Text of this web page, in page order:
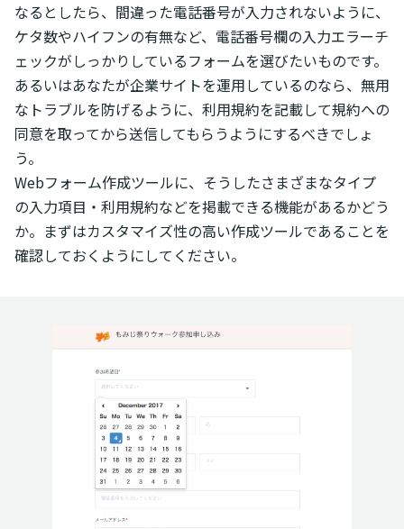
なるとしたら、間違った電話番号が入力されないように、
ケタ数やハイフンの有無など、電話番号欄の入力エラーチ
ェックがしっかりしているフォームを選びたいものです。
あるいはあなたが企業サイトを運用しているのなら、無用
なトラブルを防げるように、利用規約を記載して規約への
同意を取ってから送信してもらうようにするべきでしょ
う。
Webフォーム作成ツールに、そうしたさまざまなタイプ
の入力項目・利用規約などを掲載できる機能があるかどう
か。まずはカスタマイズ性の高い作成ツールであることを
確認しておくようにしてください。